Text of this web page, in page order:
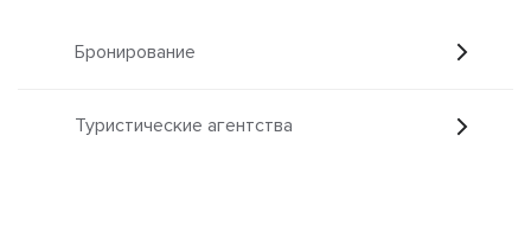
Бронирование
Туристические агентства